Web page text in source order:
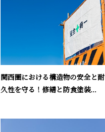
関西圏における構造物の安全と耐
久性を守る！修繕と防食塗装...